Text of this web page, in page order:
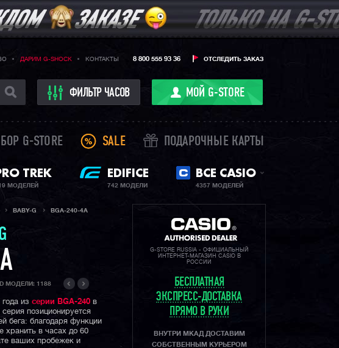
ДАРИМ G-SHOCK КОНТАКТЫ ОТСЛЕДИТЬ ЗАКАЗ
8 800 555 93 36
ФИЛЬТР ЧАСОВ МОЙ G-STORE
G-STORE SALE ПОДАРОЧНЫЕ КАРТЫ
TREK
МОДЕЛЕЙ
EDIFICE
742 МОДЕЛИ
ВСЕ CASIO
4357 МОДЕЛЕЙ
BABY-G BGA-240-4A
ID МОДЕЛИ: 1188
из серии BGA-240 в
позиционируется
бега: благодаря функции
в часах до 60
ваших пробежек и
G-STORE RUSSIA - ОФИЦИАЛЬНЫЙ
ИНТЕРНЕТ-МАГАЗИН CASIO В
РОССИИ
БЕСПЛАТНАЯ
ЭКСПРЕСС-ДОСТАВКА
ПРЯМО В РУКИ
ВНУТРИ МКАД ДОСТАВИМ
СОБСТВЕННЫМ КУРЬЕРОМ